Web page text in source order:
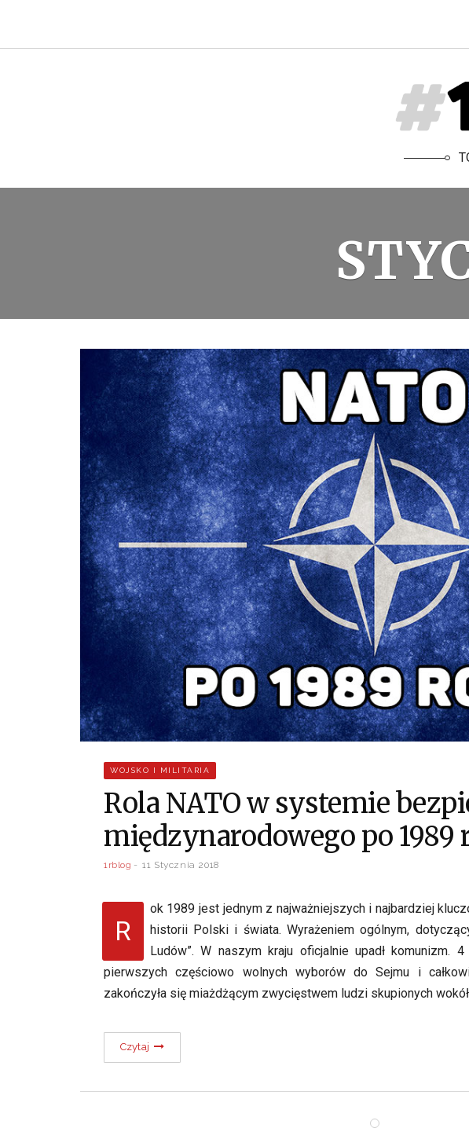
WOJSKO I MILITARIA
Rola NATO w systemie
międzynarodowego po 1989
1rblog 11 Stycznia 2018
R
ok 1989 jest jednym z najważniejszych i najbardziej
historii Polski i świata. Wyrażeniem ogólnym,
Ludów”. W naszym kraju oficjalnie upadł komunizm.
pierwszych częściowo wolnych wyborów do Sejmu i
zakończyła się miażdżącym zwycięstwem ludzi skupionych
Czytaj